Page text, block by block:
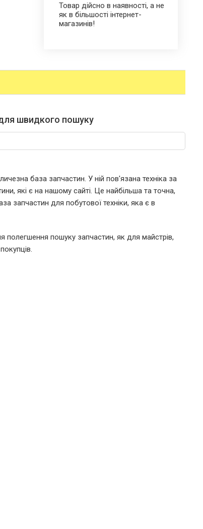
Товар дійсно в наявності, а не
як в більшості інтернет-
магазинів!
швидкого пошуку
база запчастин. У ній пов'язана техніка за
які є на нашому сайті. Це найбільша та точна,
запчастин для побутової техніки, яка є в
полегшення пошуку запчастин, як для майстрів,